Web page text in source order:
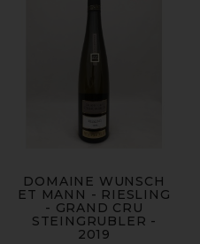
DOMAINE WUNSCH
ET MANN - RIESLING
- GRAND CRU
STEINGRUBLER -
2019